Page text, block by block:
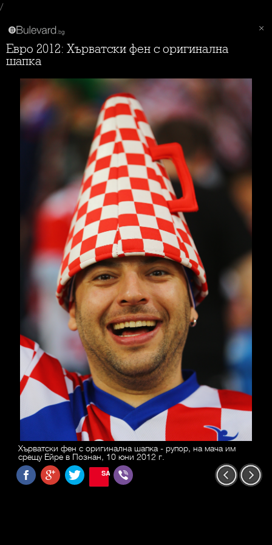
/
Евро 2012: Хърватски фен с оригинална
шапка
Хърватски фен с оригинална шапка - рупор, на мача им
срещу Ейре в Познан, 10 юни 2012 г.
SAVE